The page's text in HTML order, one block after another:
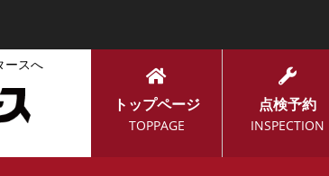
ースへ
トップページ
TOPPAGE
点検予約
INSPECTION